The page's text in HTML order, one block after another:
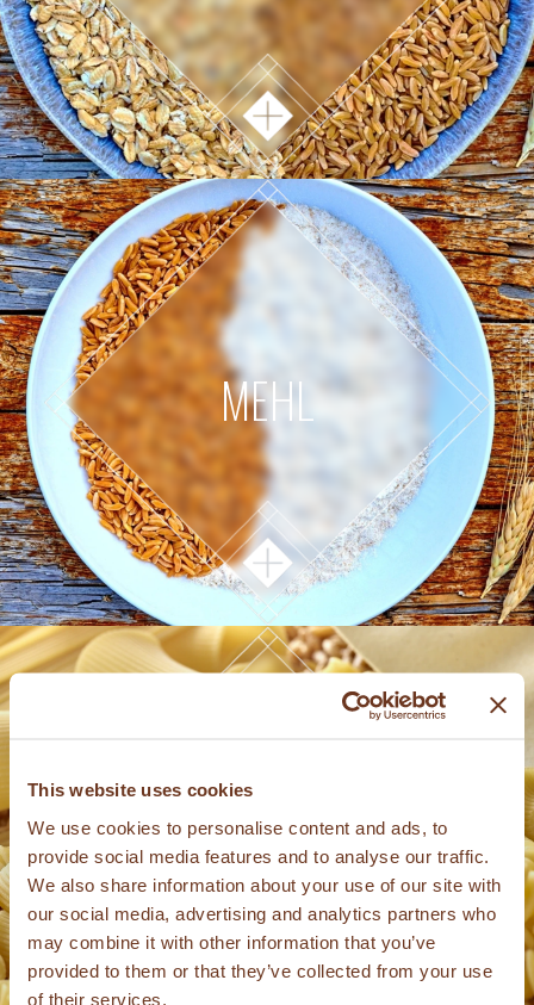
This website uses cookies
We use cookies to personalise content and ads, to
provide social media features and to analyse our traffic.
We also share information about your use of our site with
our social media, advertising and analytics partners who
may combine it with other information that you’ve
provided to them or that they’ve collected from your use
of their services.
MEHL
PASTA